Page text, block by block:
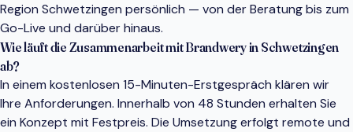
Region Schwetzingen persönlich — von der Beratung bis zum
Go-Live und darüber hinaus.
Wie läuft die Zusammenarbeit mit Brandwery in Schwetzingen
ab?
In einem kostenlosen 15-Minuten-Erstgespräch klären wir
Ihre Anforderungen. Innerhalb von 48 Stunden erhalten Sie
ein Konzept mit Festpreis. Die Umsetzung erfolgt remote und